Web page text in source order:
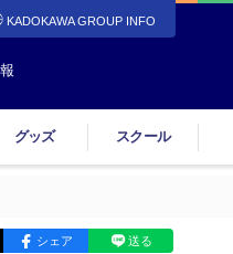
KADOKAWA GROUP INFO
グッズ スクール
シェア 送る